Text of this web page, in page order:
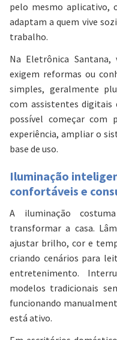
pelo mesmo aplicativo,
adaptam a quem vive
trabalho.
Na Eletrônica Santana,
exigem reformas ou
simples, geralmente
com assistentes digitais
possível começar com
experiência, ampliar o
base de uso.
Iluminação
confortáveis e
A iluminação
transformar a casa.
ajustar brilho, cor e
criando cenários para
entretenimento.
modelos tradicionais
funcionando
está ativo.